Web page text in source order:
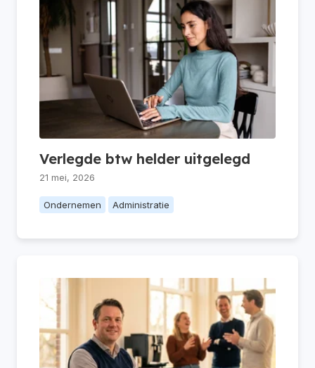
Verlegde btw helder uitgelegd
21 mei, 2026
Ondernemen Administratie